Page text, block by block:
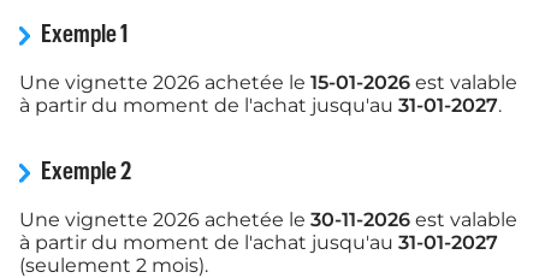
Exemple 1
Une vignette 2026 achetée le 15-01-2026 est valable
à partir du moment de l'achat jusqu'au 31-01-2027.
Exemple 2
Une vignette 2026 achetée le 30-11-2026 est valable
à partir du moment de l'achat jusqu'au 31-01-2027
(seulement 2 mois).